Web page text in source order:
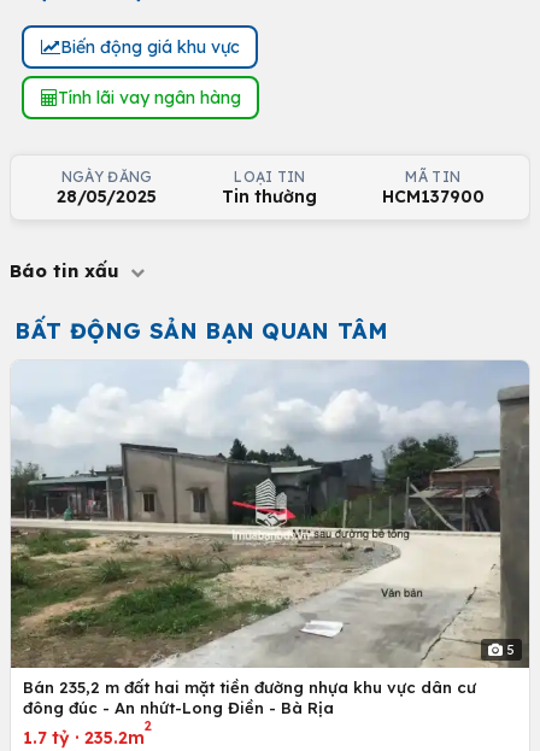
Biến động giá khu vực
Tính lãi vay ngân hàng
NGÀY ĐĂNG
28/05/2025
LOẠI TIN
Tin thường
MÃ TIN
HCM137900
Báo tin xấu
BẤT ĐỘNG SẢN BẠN QUAN TÂM
5
Bán 235,2 m đất hai mặt tiền đường nhựa khu vực dân cư
đông đúc - An nhứt-Long Điền - Bà Rịa
1.7 tỷ · 235.2m
2